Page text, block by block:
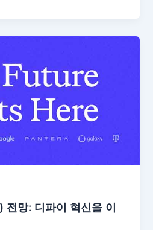
전망: 디파이 혁신을 이